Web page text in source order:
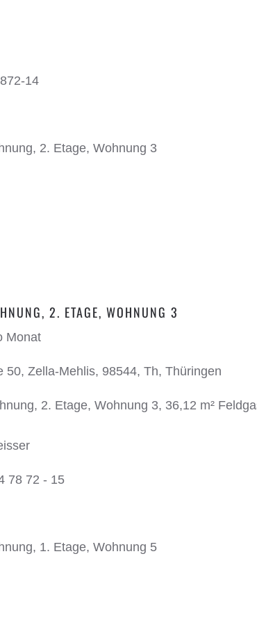
14
2. ETAGE, WOHNUNG 3
Monat
50, Zella-Mehlis, 98544, Th, Thüringen
2. Etage, Wohnung 3, 36,12 m²
78 72 - 15